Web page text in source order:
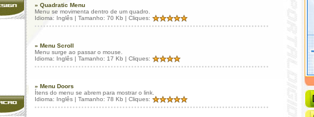
» Quadratic Menu
Menu se movimenta dentro de um quadro.
Idioma: Inglês | Tamanho: 70 Kb | Cliques:
» Menu Scroll
Menu surge ao passar o mouse.
Idioma: Inglês | Tamanho: 17 Kb | Cliques:
» Menu Doors
Ítens do menu se abrem para mostrar o link.
Idioma: Inglês | Tamanho: 78 Kb | Cliques: